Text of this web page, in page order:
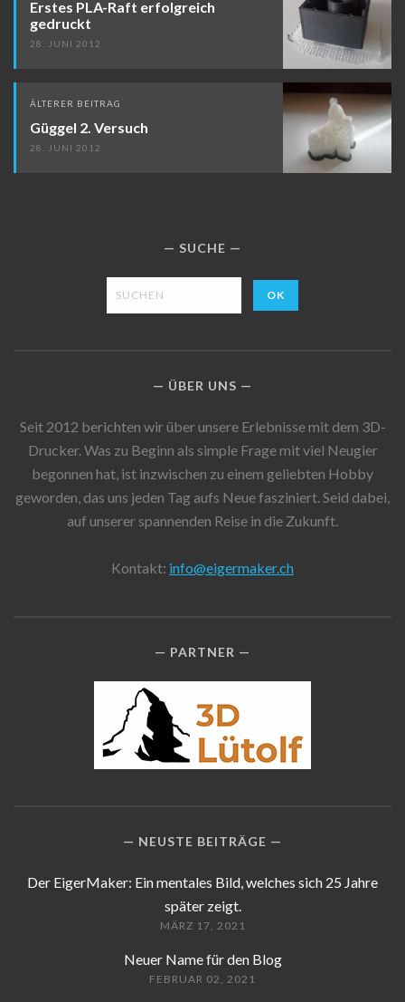
Erstes PLA-Raft erfolgreich
gedruckt
28. JUNI 2012
ÄLTERER BEITRAG
Güggel 2. Versuch
28. JUNI 2012
SUCHE
ÜBER UNS
Seit 2012 berichten wir über unsere Erlebnisse mit dem 3D-
Drucker. Was zu Beginn als simple Frage mit viel Neugier
begonnen hat, ist inzwischen zu einem geliebten Hobby
geworden, das uns jeden Tag aufs Neue fasziniert. Seid dabei,
auf unserer spannenden Reise in die Zukunft.
Kontakt: info@eigermaker.ch
PARTNER
NEUSTE BEITRÄGE
Der EigerMaker: Ein mentales Bild, welches sich 25 Jahre
später zeigt.
MÄRZ 17, 2021
Neuer Name für den Blog
FEBRUAR 02, 2021